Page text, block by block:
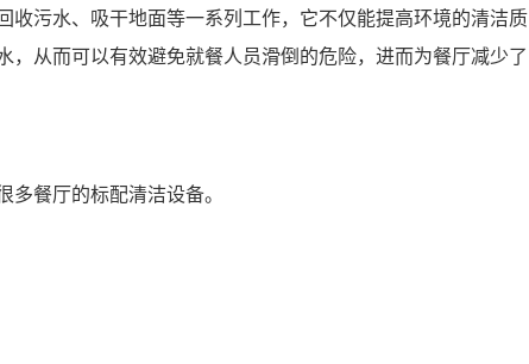
污水、吸干地面等一系列工作，它不仅能提高环境的清洁质
从而可以有效避免就餐人员滑倒的危险，进而为餐厅减少了
餐厅的标配清洁设备。